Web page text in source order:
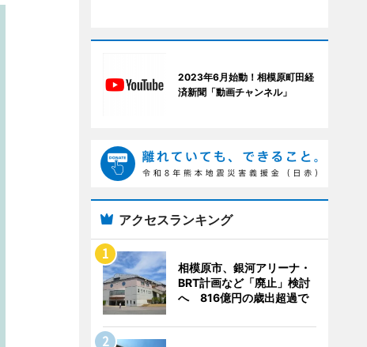
2023年6月始動！相模原町田経
済新聞「動画チャンネル」
アクセスランキング
相模原市、銀河アリーナ・
BRT計画など「廃止」検討
へ 816億円の歳出超過で